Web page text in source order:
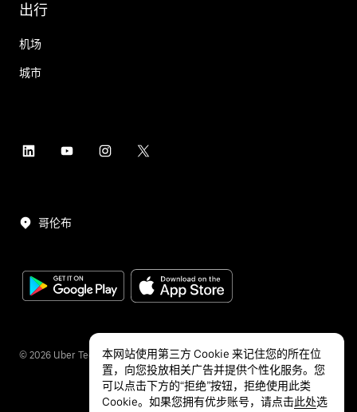
出行
机场
城市
哥伦布
© 2026 Uber Technologies Inc.
本网站使用第三方 Cookie 来记住您的所在位
置，向您投放相关广告并提供个性化服务。您
可以点击下方的“拒绝”按钮，拒绝使用此类
Cookie。如果您拥有优步账号，请点击此处选